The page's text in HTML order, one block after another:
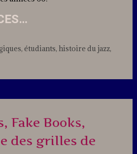
, étudiants, histoire du jazz,
Fake Books,
des grilles de